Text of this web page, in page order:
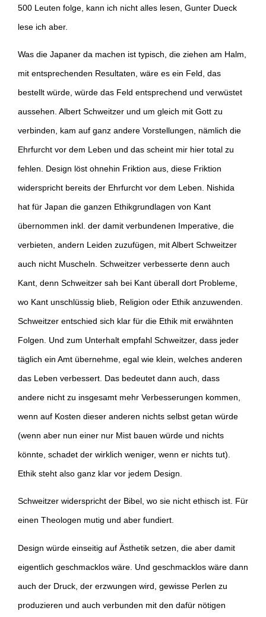
500 Leuten folge, kann ich nicht alles lesen, Gunter Dueck
lese ich aber.
Was die Japaner da machen ist typisch, die ziehen am Halm,
mit entsprechenden Resultaten, wäre es ein Feld, das
bestellt würde, würde das Feld entsprechend und verwüstet
aussehen. Albert Schweitzer und um gleich mit Gott zu
verbinden, kam auf ganz andere Vorstellungen, nämlich die
Ehrfurcht vor dem Leben und das scheint mir hier total zu
fehlen. Design löst ohnehin Friktion aus, diese Friktion
widerspricht bereits der Ehrfurcht vor dem Leben. Nishida
hat für Japan die ganzen Ethikgrundlagen von Kant
übernommen inkl. der damit verbundenen Imperative, die
verbieten, andern Leiden zuzufügen, mit Albert Schweitzer
auch nicht Muscheln. Schweitzer verbesserte denn auch
Kant, denn Schweitzer sah bei Kant überall dort Probleme,
wo Kant unschlüssig blieb, Religion oder Ethik anzuwenden.
Schweitzer entschied sich klar für die Ethik mit erwähnten
Folgen. Und zum Unterhalt empfahl Schweitzer, dass jeder
täglich ein Amt übernehme, egal wie klein, welches anderen
das Leben verbessert. Das bedeutet dann auch, dass
andere nicht zu insgesamt mehr Verbesserungen kommen,
wenn auf Kosten dieser anderen nichts selbst getan würde
(wenn aber nun einer nur Mist bauen würde und nichts
könnte, schadet der wirklich weniger, wenn er nichts tut).
Ethik steht also ganz klar vor jedem Design.
Schweitzer widerspricht der Bibel, wo sie nicht ethisch ist. Für
einen Theologen mutig und aber fundiert.
Design würde einseitig auf Ästhetik setzen, die aber damit
eigentlich geschmacklos wäre. Und geschmacklos wäre dann
auch der Druck, der erzwungen wird, gewisse Perlen zu
produzieren und auch verbunden mit den dafür nötigen